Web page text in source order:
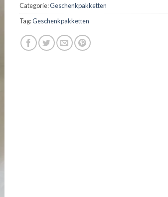
Categorie:Geschenkpakketten
Tag:Geschenkpakketten